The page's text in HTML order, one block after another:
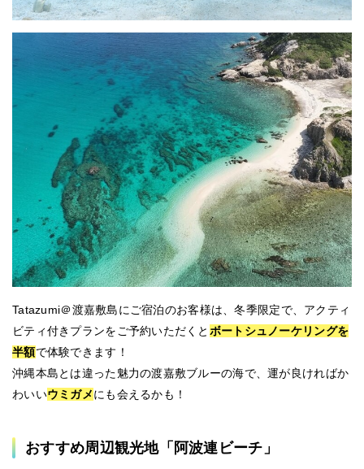
Tatazumi＠渡嘉敷島にご宿泊のお客様は、冬季限定で、アクティ
ビティ付きプランをご予約いただくと ボートシュノーケリングを
半額で体験できます！
沖縄本島とは違った魅力の渡嘉敷ブルーの海で、運が良ければか
わいいウミガメにも会えるかも！
おすすめ周辺観光地「阿波連ビーチ」